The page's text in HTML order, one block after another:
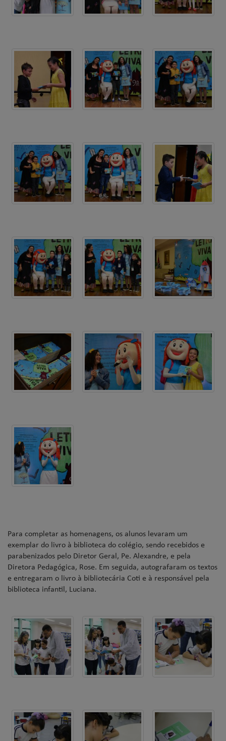
Para completar as homenagens, os alunos levaram um
exemplar do livro à biblioteca do colégio, sendo recebidos e
parabenizados pelo Diretor Geral, Pe. Alexandre, e pela
Diretora Pedagógica, Rose. Em seguida, autografaram os textos
e entregaram o livro à bibliotecária Coti e à responsável pela
biblioteca infantil, Luciana.